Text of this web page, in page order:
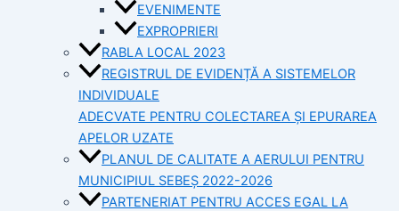
EVENIMENTE
EXPROPRIERI
RABLA LOCAL 2023
REGISTRUL DE EVIDENȚĂ A SISTEMELOR
INDIVIDUALE
ADECVATE PENTRU COLECTAREA ȘI EPURAREA
APELOR UZATE
PLANUL DE CALITATE A AERULUI PENTRU
MUNICIPIUL SEBEȘ 2022-2026
PARTENERIAT PENTRU ACCES EGAL LA